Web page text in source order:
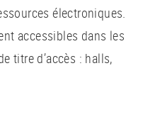
électroniques.
accessibles dans les
titre d’accès : halls,